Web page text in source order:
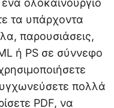
ολοκαίνουργιο
τα υπάρχοντα
παρουσιάσεις,
ή PS σε σύννεφο
πολλά
PDF, να